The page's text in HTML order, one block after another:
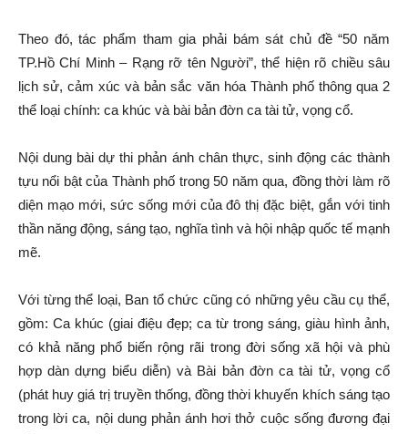
Theo đó, tác phẩm tham gia phải bám sát chủ đề “50 năm
TP.Hồ Chí Minh – Rạng rỡ tên Người”, thể hiện rõ chiều sâu
lịch sử, cảm xúc và bản sắc văn hóa Thành phố thông qua 2
thể loại chính: ca khúc và bài bản đờn ca tài tử, vọng cổ.
Nội dung bài dự thi phản ánh chân thực, sinh động các thành
tựu nổi bật của Thành phố trong 50 năm qua, đồng thời làm rõ
diện mạo mới, sức sống mới của đô thị đặc biệt, gắn với tinh
thần năng động, sáng tạo, nghĩa tình và hội nhập quốc tế mạnh
mẽ.
Với từng thể loại, Ban tổ chức cũng có những yêu cầu cụ thể,
gồm: Ca khúc (giai điệu đẹp; ca từ trong sáng, giàu hình ảnh,
có khả năng phổ biến rộng rãi trong đời sống xã hội và phù
hợp dàn dựng biểu diễn) và Bài bản đờn ca tài tử, vọng cổ
(phát huy giá trị truyền thống, đồng thời khuyến khích sáng tạo
trong lời ca, nội dung phản ánh hơi thở cuộc sống đương đại